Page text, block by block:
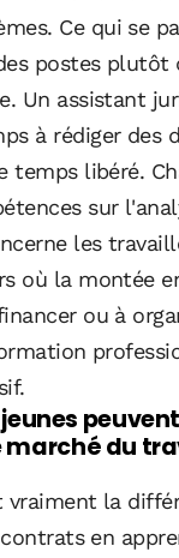
Ce qui se
postes plutôt
Un assistant
à rédiger des
temps libéré.
sur
les
où la montée
ou à
marché du
vraiment la
en